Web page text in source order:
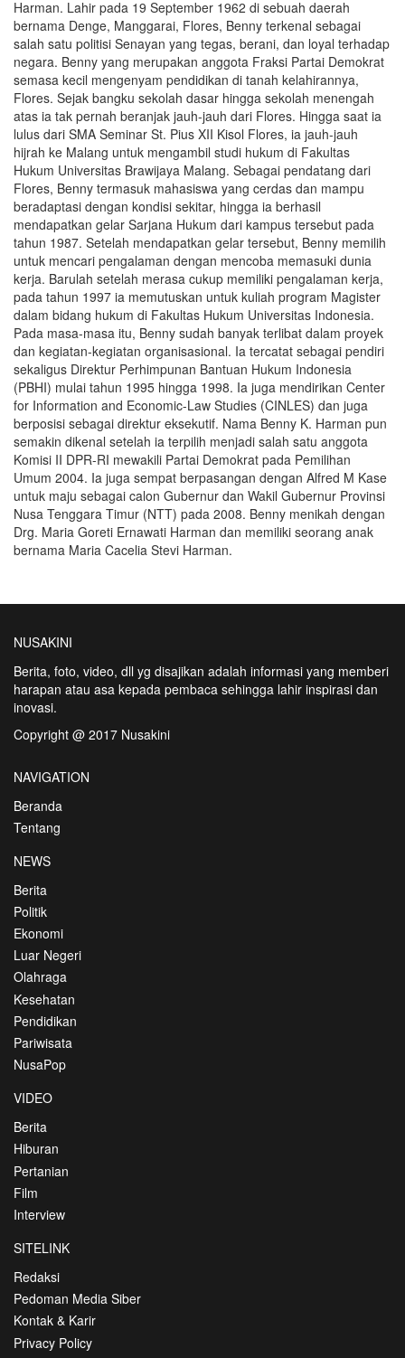
Harman. Lahir pada 19 September 1962 di sebuah daerah
bernama Denge, Manggarai, Flores, Benny terkenal sebagai
salah satu politisi Senayan yang tegas, berani, dan loyal terhadap
negara. Benny yang merupakan anggota Fraksi Partai Demokrat
semasa kecil mengenyam pendidikan di tanah kelahirannya,
Flores. Sejak bangku sekolah dasar hingga sekolah menengah
atas ia tak pernah beranjak jauh-jauh dari Flores. Hingga saat ia
lulus dari SMA Seminar St. Pius XII Kisol Flores, ia jauh-jauh
hijrah ke Malang untuk mengambil studi hukum di Fakultas
Hukum Universitas Brawijaya Malang. Sebagai pendatang dari
Flores, Benny termasuk mahasiswa yang cerdas dan mampu
beradaptasi dengan kondisi sekitar, hingga ia berhasil
mendapatkan gelar Sarjana Hukum dari kampus tersebut pada
tahun 1987. Setelah mendapatkan gelar tersebut, Benny memilih
untuk mencari pengalaman dengan mencoba memasuki dunia
kerja. Barulah setelah merasa cukup memiliki pengalaman kerja,
pada tahun 1997 ia memutuskan untuk kuliah program Magister
dalam bidang hukum di Fakultas Hukum Universitas Indonesia.
Pada masa-masa itu, Benny sudah banyak terlibat dalam proyek
dan kegiatan-kegiatan organisasional. Ia tercatat sebagai pendiri
sekaligus Direktur Perhimpunan Bantuan Hukum Indonesia
(PBHI) mulai tahun 1995 hingga 1998. Ia juga mendirikan Center
for Information and Economic-Law Studies (CINLES) dan juga
berposisi sebagai direktur eksekutif. Nama Benny K. Harman pun
semakin dikenal setelah ia terpilih menjadi salah satu anggota
Komisi II DPR-RI mewakili Partai Demokrat pada Pemilihan
Umum 2004. Ia juga sempat berpasangan dengan Alfred M Kase
untuk maju sebagai calon Gubernur dan Wakil Gubernur Provinsi
Nusa Tenggara Timur (NTT) pada 2008. Benny menikah dengan
Drg. Maria Goreti Ernawati Harman dan memiliki seorang anak
bernama Maria Cacelia Stevi Harman.
NUSAKINI
Berita, foto, video, dll yg disajikan adalah informasi yang memberi
harapan atau asa kepada pembaca sehingga lahir inspirasi dan
inovasi.
Copyright @ 2017 Nusakini
NAVIGATION
Beranda
Tentang
NEWS
Berita
Politik
Ekonomi
Luar Negeri
Olahraga
Kesehatan
Pendidikan
Pariwisata
NusaPop
VIDEO
Berita
Hiburan
Pertanian
Film
Interview
SITELINK
Redaksi
Pedoman Media Siber
Kontak & Karir
Privacy Policy